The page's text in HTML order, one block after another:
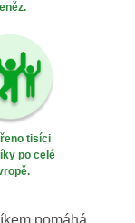
tisíci
po celé
pomáhá